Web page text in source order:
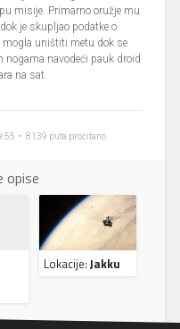
misije. Primarno oružje mu
je skupljao podatke o
mogla uništiti metu dok se
navodeći pauk droid
na sat.
• 8139 puta pročitano
opise
Lokacije:Jakku